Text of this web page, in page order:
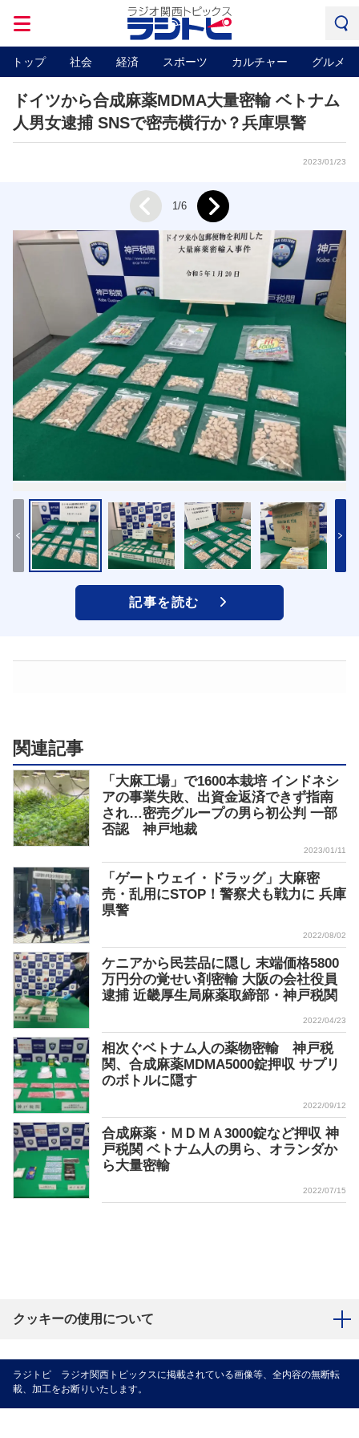
トップ 社会 経済 スポーツ カルチャー グルメ
ドイツから合成麻薬MDMA大量密輸 ベトナム
人男女逮捕 SNSで密売横行か？兵庫県警
2023/01/23
Prev 1/6 Next
記事を読む
関連記事
「大麻工場」で1600本栽培 インドネシ
アの事業失敗、出資金返済できず指南
され…密売グループの男ら初公判 一部
否認 神戸地裁
2023/01/11
「ゲートウェイ・ドラッグ」大麻密
売・乱用にSTOP！警察犬も戦力に 兵庫
県警
2022/08/02
ケニアから民芸品に隠し 末端価格5800
万円分の覚せい剤密輸 大阪の会社役員
逮捕 近畿厚生局麻薬取締部・神戸税関
2022/04/23
相次ぐベトナム人の薬物密輸 神戸税
関、合成麻薬MDMA5000錠押収 サプリ
のボトルに隠す
2022/09/12
合成麻薬・ＭＤＭＡ3000錠など押収 神
戸税関 ベトナム人の男ら、オランダか
ら大量密輸
2022/07/15
クッキーの使用について
ラジトピ ラジオ関西トピックスに掲載されている画像等、全内容の無断転
載、加工をお断りいたします。